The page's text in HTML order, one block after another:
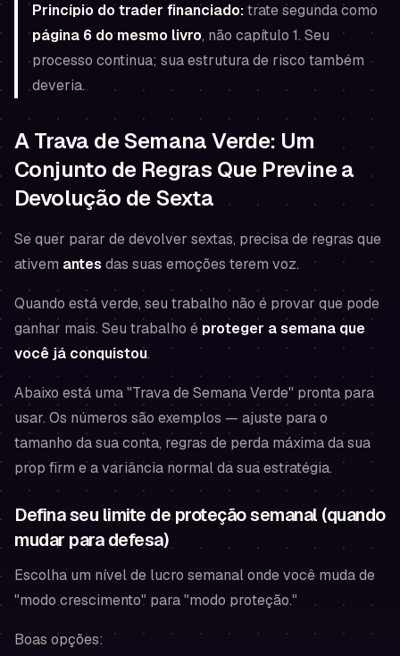
Princípio do trader financiado:trate segunda como
página 6 do mesmo livro, não capítulo 1. Seu
processo continua; sua estrutura de risco também
deveria.
A Trava de Semana Verde: Um
Conjunto de Regras Que Previne a
Devolução de Sexta
Se quer parar de devolver sextas, precisa de regras que
ativem antes das suas emoções terem voz.
Quando está verde, seu trabalho não é provar que pode
ganhar mais. Seu trabalho é proteger a semana que
você já conquistou.
Abaixo está uma "Trava de Semana Verde" pronta para
usar. Os números são exemplos — ajuste para o
tamanho da sua conta, regras de perda máxima da sua
prop firm e a variância normal da sua estratégia.
Defina seu limite de proteção semanal (quando
mudar para defesa)
Escolha um nível de lucro semanal onde você muda de
"modo crescimento" para "modo proteção."
Boas opções: